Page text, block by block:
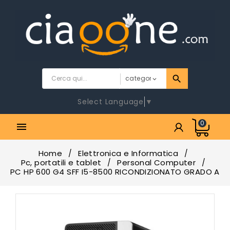
Select Language ▼
 0
Home
Elettronica e Informatica
Pc, portatili e tablet
Personal Computer
PC HP 600 G4 SFF I5-8500 RICONDIZIONATO GRADO A